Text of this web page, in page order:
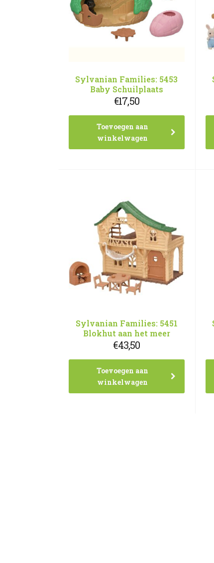
Sylvanian Families: 5453
Baby Schuilplaats
€17,50
Toevoegen aan
winkelwagen
Sylvanian Families: 5451
Blokhut aan het meer
€43,50
Toevoegen aan
winkelwagen